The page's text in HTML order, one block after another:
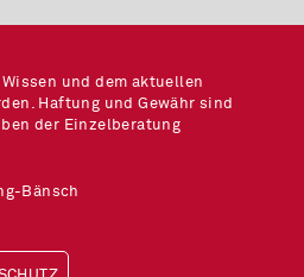
und dem aktuellen
Haftung und Gewähr sind
der Einzelberatung
Bänsch